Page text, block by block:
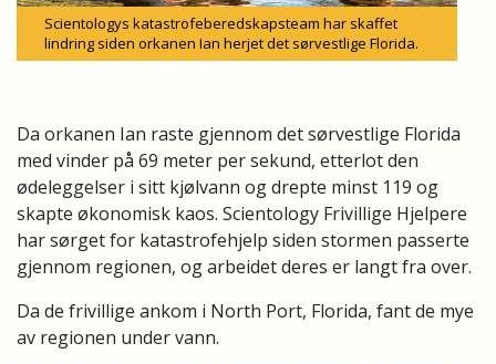
Scientologys katastrofeberedskapsteam har skaffet
lindring siden orkanen Ian herjet det sørvestlige Florida.
Da orkanen Ian raste gjennom det sørvestlige Florida
med vinder på 69 meter per sekund, etterlot den
ødeleggelser i sitt kjølvann og drepte minst 119 og
skapte økonomisk kaos. Scientology Frivillige Hjelpere
har sørget for katastrofehjelp siden stormen passerte
gjennom regionen, og arbeidet deres er langt fra over.
Da de frivillige ankom i North Port, Florida, fant de mye
av regionen under vann.